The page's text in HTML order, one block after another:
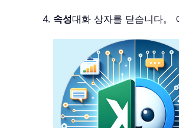
4. 속성대화 상자를 닫습니다。